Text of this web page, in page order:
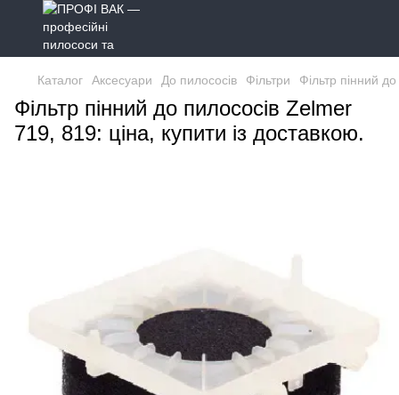
Каталог Аксесуари До пилососів Фільтри Фільтр пінний
Фільтр пінний до пилососів Zelmer
719, 819: ціна, купити із доставкою.